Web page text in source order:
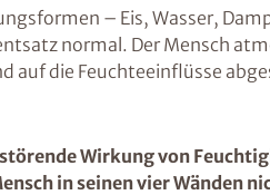
– Eis, Wasser,
normal. Der Mensch
auf die Feuchteeinflüsse
Wirkung von
in seinen vier Wänden